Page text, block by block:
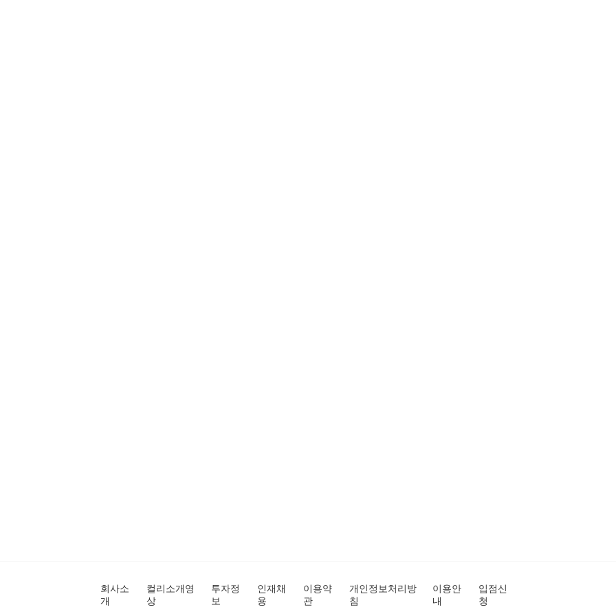
회사소
개
컬리소개영
상
투자정
보
인재채
용
이용약
관
개인정보처리방
침
이용안
내
입점신
청